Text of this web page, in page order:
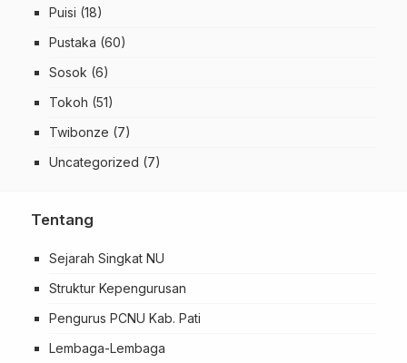
Puisi (18)
Pustaka (60)
Sosok (6)
Tokoh (51)
Twibonze (7)
Uncategorized (7)
Tentang
Sejarah Singkat NU
Struktur Kepengurusan
Pengurus PCNU Kab. Pati
Lembaga-Lembaga